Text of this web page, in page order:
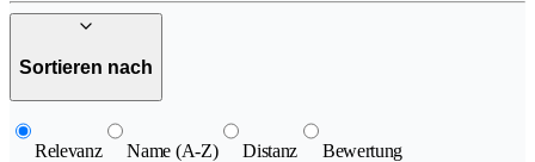
Sortieren nach
Relevanz Name (A-Z) Distanz Bewertung